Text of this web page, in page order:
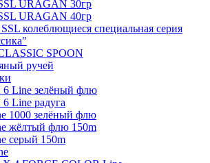
URAGAN 30гр
URAGAN 40гр
колеблющиеся специальная серия
SPOON
ручей
Line зелёный флю
Line радуга
1000 зелёный флю
жёлтый флю 150m
серый 150m